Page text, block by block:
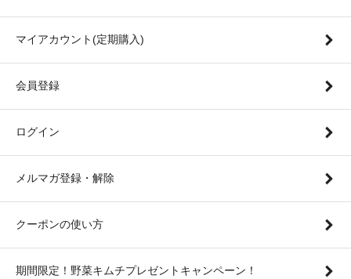
マイアカウント(定期購入)
会員登録
ログイン
メルマガ登録・解除
クーポンの使い方
期間限定！野菜キムチプレゼントキャンペーン！